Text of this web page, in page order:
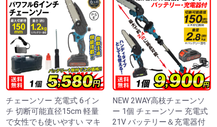
チェーンソー 充電式 6イン
チ 切断可能直径15cm 軽量
で女性でも使いやすい マキ
NEW 2WAY高枝チェーンソ
ー 1個 チェーンソー 充電式
21V バッテリー＆充電器付